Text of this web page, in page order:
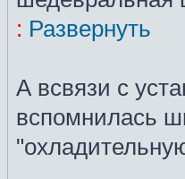
: Развернуть
А всвязи с
вспомнилась